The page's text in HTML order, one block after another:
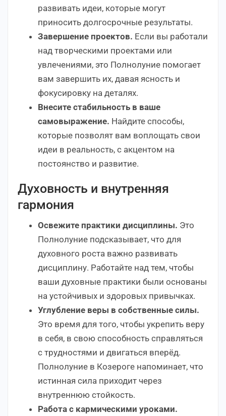
развивать идеи, которые могут
приносить долгосрочные результаты.
Завершение проектов. Если вы работали
над творческими проектами или
увлечениями, это Полнолуние помогает
вам завершить их, давая ясность и
фокусировку на деталях.
Внесите стабильность в ваше
самовыражение. Найдите способы,
которые позволят вам воплощать свои
идеи в реальность, с акцентом на
постоянство и развитие.
Духовность и внутренняя
гармония
Освежите практики дисциплины. Это
Полнолуние подсказывает, что для
духовного роста важно развивать
дисциплину. Работайте над тем, чтобы
ваши духовные практики были основаны
на устойчивых и здоровых привычках.
Углубление веры в собственные силы.
Это время для того, чтобы укрепить веру
в себя, в свою способность справляться
с трудностями и двигаться вперёд.
Полнолуние в Козероге напоминает, что
истинная сила приходит через
внутреннюю стойкость.
Работа с кармическими уроками.